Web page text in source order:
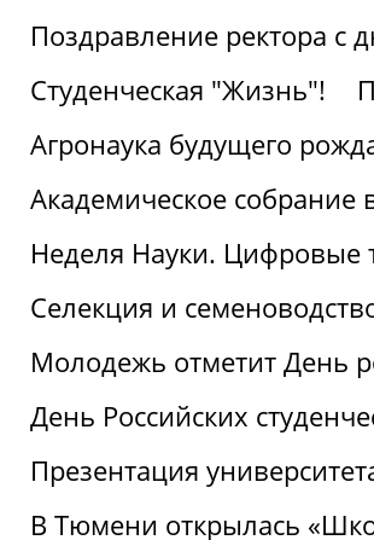
Поздравление ректора с
Студенческая "Жизнь"!
Агронаука будущего
Академическое собрание
Неделя Науки. Цифровые
Селекция и
Молодежь отметит День
День Российских
Презентация
В Тюмени открылась